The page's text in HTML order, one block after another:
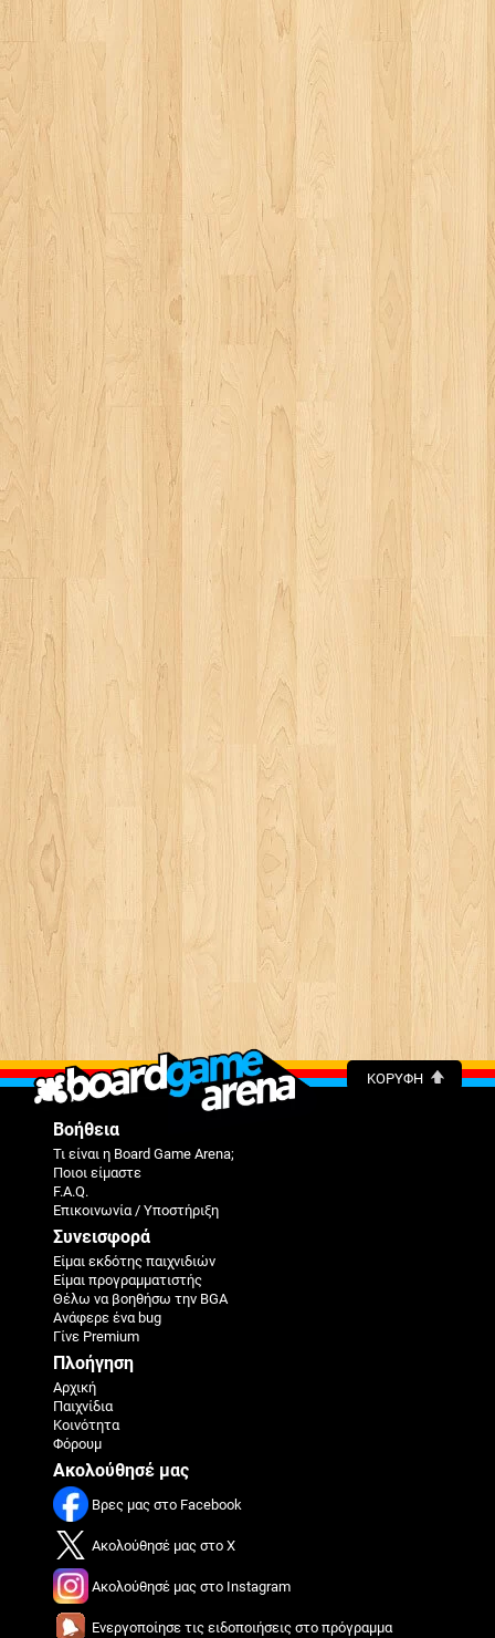
ΚΟΡΥΦΉ
Βοήθεια
Τι είναι η Board Game Arena;
Ποιοι είμαστε
F.A.Q.
Επικοινωνία / Υποστήριξη
Συνεισφορά
Είμαι εκδότης παιχνιδιών
Είμαι προγραμματιστής
Θέλω να βοηθήσω την BGA
Ανάφερε ένα bug
Γίνε Premium
Πλοήγηση
Αρχική
Παιχνίδια
Κοινότητα
Φόρουμ
Ακολούθησέ μας
Βρες μας στο Facebook
Ακολούθησέ μας στο X
Ακολούθησέ μας στο Instagram
Ενεργοποίησε τις ειδοποιήσεις στο πρόγραμμα